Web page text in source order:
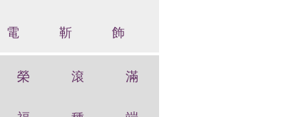
電 靳 飾
榮 滾 滿